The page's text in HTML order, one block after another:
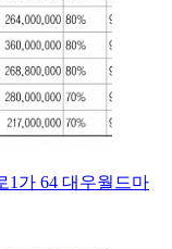
1가 64 대우월드마